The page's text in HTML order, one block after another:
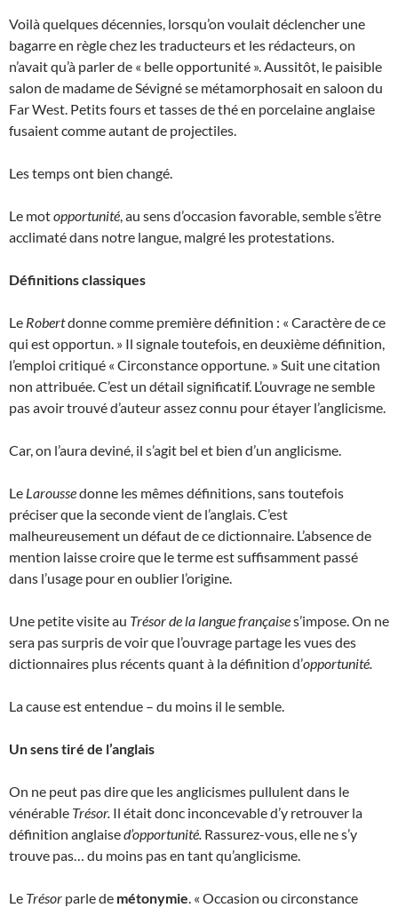
Voilà quelques décennies, lorsqu’on voulait déclencher une
bagarre en règle chez les traducteurs et les rédacteurs, on
n’avait qu’à parler de « belle opportunité ». Aussitôt, le paisible
salon de madame de Sévigné se métamorphosait en saloon du
Far West. Petits fours et tasses de thé en porcelaine anglaise
fusaient comme autant de projectiles.
Les temps ont bien changé.
Le motopportunité, au sens d’occasion favorable, semble s’être
acclimaté dans notre langue, malgré les protestations.
Définitions classiques
Le Robertdonne comme première définition : « Caractère de ce
qui est opportun. » Il signale toutefois, en deuxième définition,
l’emploi critiqué « Circonstance opportune. » Suit une citation
non attribuée. C’est un détail significatif. L’ouvrage ne semble
pas avoir trouvé d’auteur assez connu pour étayer l’anglicisme.
Car, on l’aura deviné, il s’agit bel et bien d’un anglicisme.
Le Laroussedonne les mêmes définitions, sans toutefois
préciser que la seconde vient de l’anglais. C’est
malheureusement un défaut de ce dictionnaire. L’absence de
mention laisse croire que le terme est suffisamment passé
dans l’usage pour en oublier l’origine.
Une petite visite au Trésor de la langue françaises’impose. On ne
sera pas surpris de voir que l’ouvrage partage les vues des
dictionnaires plus récents quant à la définition d’opportunité.
La cause est entendue – du moins il le semble.
Un sens tiré de l’anglais
On ne peut pas dire que les anglicismes pullulent dans le
vénérable Trésor. Il était donc inconcevable d’y retrouver la
définition anglaised’opportunité. Rassurez-vous, elle ne s’y
trouve pas… du moins pas en tant qu’anglicisme.
Le Trésor parle de métonymie. « Occasion ou circonstance